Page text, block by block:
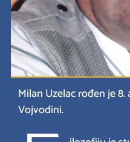
Milan Uzelac rođen je 8.
Vojvodini.